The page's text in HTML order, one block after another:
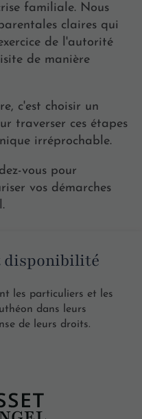
familiale. Nous
claires qui
de l'autorité
de manière
c'est choisir un
traverser ces étapes
irréprochable.
vous pour
vos démarches
disponibilité
les particuliers et les
dans leurs
de leurs droits.